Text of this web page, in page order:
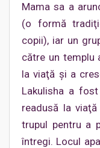
Mama sa a
(o formă
copii), iar un
către un templu
la viaţă şi a
Lakulisha a
readusă la
trupul pentru a
întregi. Locul